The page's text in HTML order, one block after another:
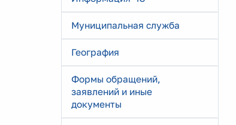
Муниципальная служба
География
Формы обращений,
заявлений и иные
документы